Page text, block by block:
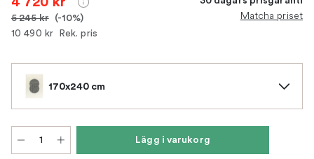
5 245 kr (-10%)
10 490 kr Rek. pris
Matcha priset
170x240 cm
Lägg i varukorg